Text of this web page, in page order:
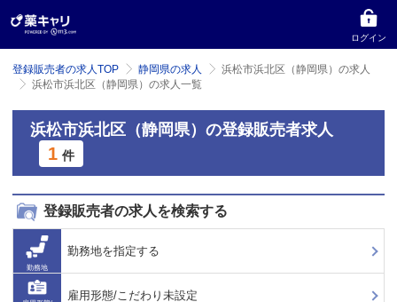
ログイン
登録販売者の求人TOP 静岡県の求人
浜松市浜北区（静岡県）の求人
浜松市浜北区（静岡県）の求人一覧
浜松市浜北区（静岡県）の登録販売者求人
1 件
登録販売者の求人を検索する
勤務地
勤務地を指定する
雇用形態/こだわり未設定